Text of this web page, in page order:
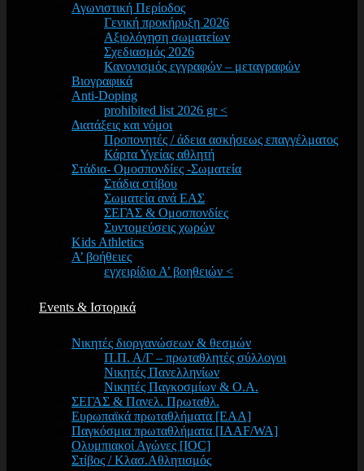
Αγωνιστική Περίοδος
Γενική προκήρυξη 2026
Αξιολόγηση σωματείων
Σχεδιασμός 2026
Κανονισμός εγγραφών – μεταγραφών
Βιογραφικά
Anti-Doping
prohibited list 2026 gr <
Διατάξεις και νόμοι
Προπονητές / άδεια ασκήσεως επαγγέλματος
Κάρτα Υγείας αθλητή
Στάδια- Ομοσπονδίες -Σωματεία
Στάδια στίβου
Σωματεία ανά ΕΑΣ
ΣΕΓΑΣ & Ομοσπονδίες
Συντομεύσεις χωρών
Kids Athletics
Α’ βοήθειες
εγχειρίδιο Α’ βοηθειών <
Events & Ιστορικά
Νικητές διοργανώσεων & θεσμών
Π.Π. Α/Γ – πρωταθλητές σύλλογοι
Νικητές Πανελληνίων
Νικητές Παγκοσμίων & Ο.Α.
ΣΕΓΑΣ & Πανελ. Πρωταθλ.
Ευρωπαϊκά πρωταθλήματα [EAA]
Παγκόσμια πρωταθλήματα [IAAF/WA]
Ολυμπιακοί Αγώνες [IOC]
Στίβος / Κλασ.Αθλητισμός